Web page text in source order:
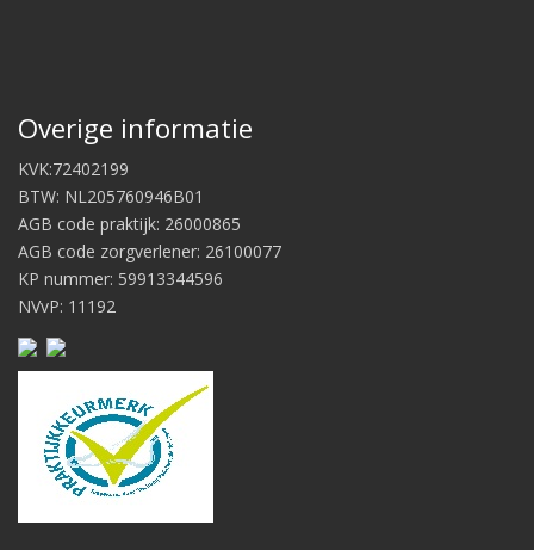
Overige informatie
KVK:72402199
BTW: NL205760946B01
AGB code praktijk: 26000865
AGB code zorgverlener: 26100077
KP nummer: 59913344596
NVvP: 11192